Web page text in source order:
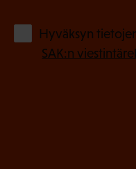
Hyväksyn
SAK:n